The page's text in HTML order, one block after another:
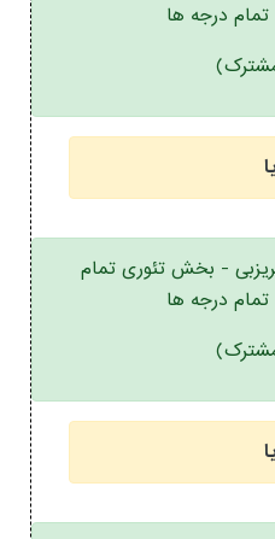
درجه ها
- بخش تئوری تمام
درجه ها